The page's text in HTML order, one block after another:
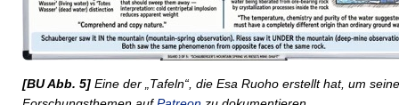
[BU Abb. 5] Eine der „Tafeln“, die Esa Ruoho erstellt hat, um seine